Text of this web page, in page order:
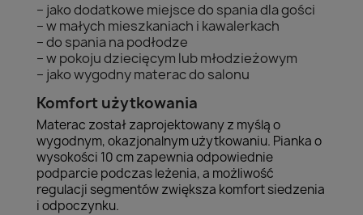
– jako dodatkowe miejsce do spania dla gości
– w małych mieszkaniach i kawalerkach
– do spania na podłodze
– w pokoju dziecięcym lub młodzieżowym
– jako wygodny materac do salonu
Komfort użytkowania
Materac został zaprojektowany z myślą o
wygodnym, okazjonalnym użytkowaniu. Pianka o
wysokości 10 cm zapewnia odpowiednie
podparcie podczas leżenia, a możliwość
regulacji segmentów zwiększa komfort siedzenia
i odpoczynku.